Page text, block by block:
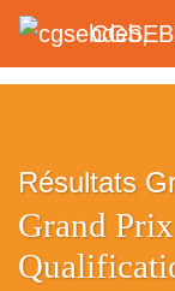
Résultats
Grand